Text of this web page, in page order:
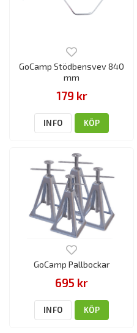
GoCamp Stödbensvev 840
mm
179 kr
INFO KÖP
GoCamp Pallbockar
695 kr
INFO KÖP